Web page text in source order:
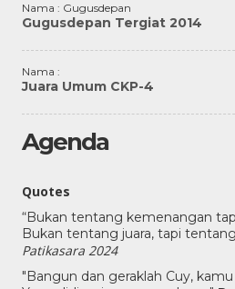
Nama : Gugusdepan
Gugusdepan Tergiat 2014
Nama :
Juara Umum CKP-4
Agenda
Quotes
“Bukan tentang kemenangan
Bukan tentang juara, tapi tentang
Patikasara 2024
"Bangun dan geraklah Cuy,